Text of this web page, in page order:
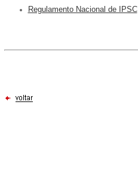
Regulamento Nacional de IPSC